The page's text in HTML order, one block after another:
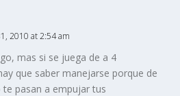
2010 at 2:54 am
mas si se juega de a 4
que saber manejarse porque de
te pasan a empujar tus